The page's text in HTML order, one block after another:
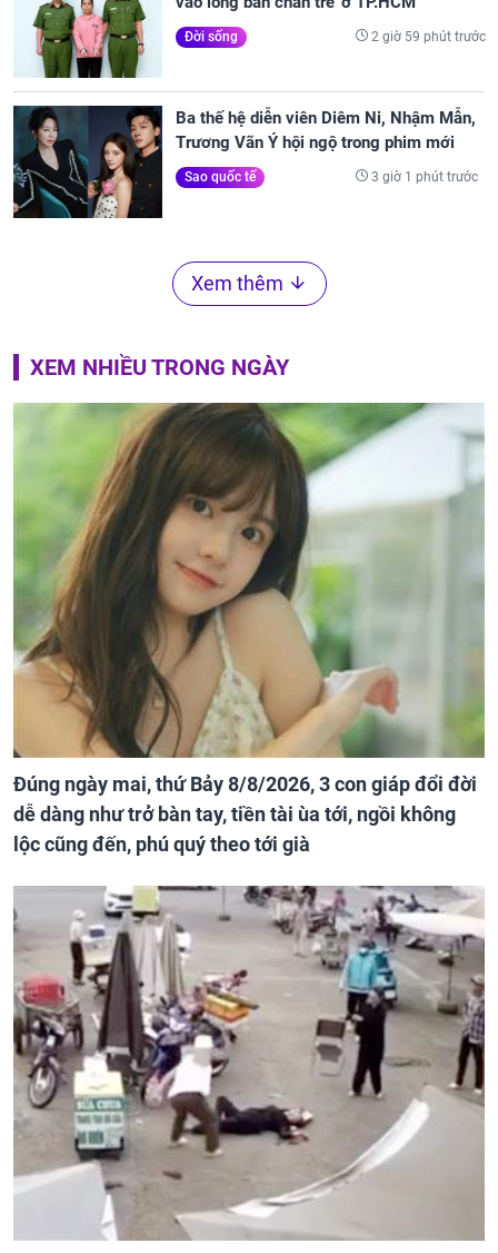
Đời sống 2 giờ 59 phút trước
Ba thế hệ diễn viên Diêm Ni, Nhậm Mẫn,
Trương Vãn Ý hội ngộ trong phim mới
Sao quốc tế 3 giờ 1 phút trước
Xem thêm
XEM NHIỀU TRONG NGÀY
Đúng ngày mai, thứ Bảy 8/8/2026, 3 con giáp đổi đời
dễ dàng như trở bàn tay, tiền tài ùa tới, ngồi không
lộc cũng đến, phú quý theo tới già